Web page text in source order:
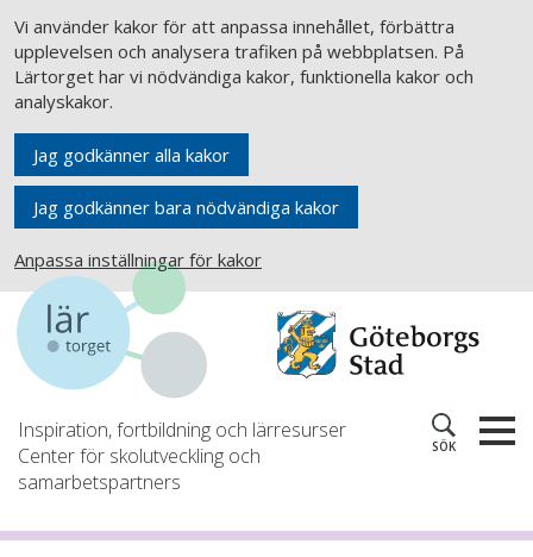
Vi använder kakor för att anpassa innehållet, förbättra
upplevelsen och analysera trafiken på webbplatsen. På
Lärtorget har vi nödvändiga kakor, funktionella kakor och
analyskakor.
Jag godkänner alla kakor
Jag godkänner bara nödvändiga kakor
Anpassa inställningar för kakor
Inspiration, fortbildning och lärresurser
Center för skolutveckling och
samarbetspartners
SÖK